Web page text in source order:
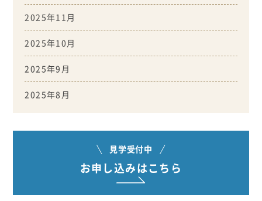
2025年11月
2025年10月
2025年9月
2025年8月
見学受付中
お申し込みはこちら